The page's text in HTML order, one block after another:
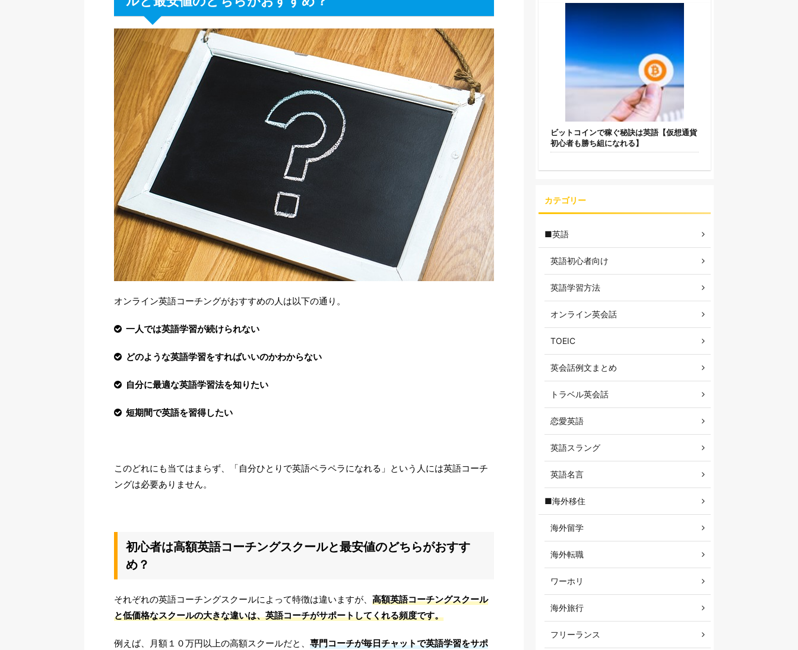
オンライン英語コーチングがおすすめの人は以下の通り。
一人では英語学習が続けられない
どのような英語学習をすればいいのかわからない
自分に最適な英語学習法を知りたい
短期間で英語を習得したい
このどれにも当てはまらず、「自分ひとりで英語ペラペラになれる」という人には英語コーチ
ングは必要ありません。
初心者は高額英語コーチングスクールと最安値のどちらがおすす
め？
それぞれの英語コーチングスクールによって特徴は違いますが、 高額英語コーチングスクール
と低価格なスクールの大きな違いは、英語コーチがサポートしてくれる頻度です。
例えば、月額１０万円以上の高額スクールだと、 専門コーチが毎日チャットで英語学習をサポ
ビットコインで稼ぐ秘訣は英語【仮想通貨
初心者も勝ち組になれる】
カテゴリー
■英語
英語初心者向け
英語学習方法
オンライン英会話
TOEIC
英会話例文まとめ
トラベル英会話
恋愛英語
英語スラング
英語名言
■海外移住
海外留学
海外転職
ワーホリ
海外旅行
フリーランス